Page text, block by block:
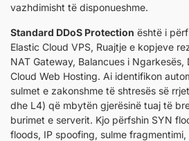
vazhdimisht të disponueshme.
Standard DDoS Protection është i
Elastic Cloud VPS, Ruajtje e kopjeve
NАТ Gateway, Balancues i
Cloud Web Hosting. Ai identifikon
sulmet e zakonshme të shtresës së
dhe L4) që mbytën gjerësinë tuaj të
burimet e serverit. Kjo përfshin SYN
floods, IP spoofing, sulme